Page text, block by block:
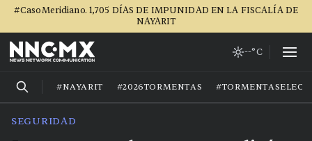
#CasoMeridiano. 1,705 DÍAS DE IMPUNIDAD EN LA FISCALÍA DE
NAYARIT
--°C
#NAYARIT #2026TORMENTAS
SEGURIDAD